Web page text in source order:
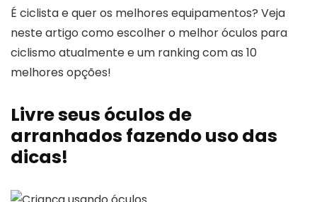
É ciclista e quer os melhores equipamentos? Veja
neste artigo como escolher o melhor óculos para
ciclismo atualmente e um ranking com as 10
melhores opções!
Livre seus óculos de
arranhados fazendo uso das
dicas!